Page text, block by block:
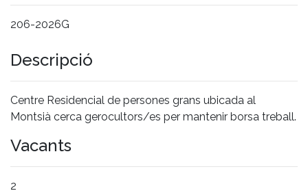
206-2026G
Descripció
Centre Residencial de persones grans ubicada al
Montsià cerca gerocultors/es per mantenir borsa treball.
Vacants
2